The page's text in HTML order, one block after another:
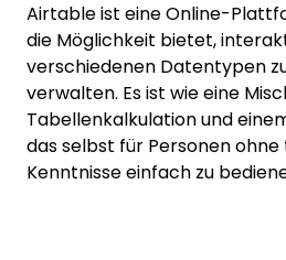
Airtable ist eine Online-
die Möglichkeit bietet,
verschiedenen Datentypen
verwalten. Es ist wie eine
Tabellenkalkulation und
das selbst für Personen
Kenntnisse einfach zu